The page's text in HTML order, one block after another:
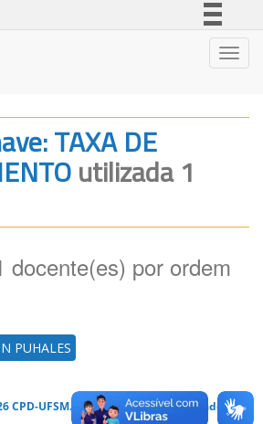
Legislação
Canais
TAXA DE
utilizada 1
docente(es) por ordem
PUHALES
CPD-UFSM. Todos os direitos reservados.